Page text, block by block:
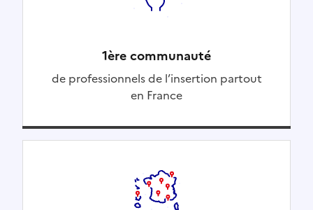
1ère communauté
de professionnels de l’insertion partout
en France